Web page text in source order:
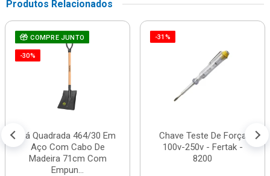
Produtos Relacionados
COMPRE JUNTO
-30%
Pá Quadrada 464/30 Em
Aço Com Cabo De
Madeira 71cm Com
Empun...
-31%
Chave Teste De Força
100v-250v - Fertak -
8200